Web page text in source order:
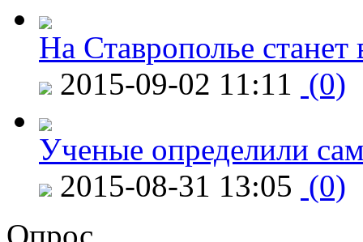
На Ставрополье
2015-09-02 11:11 (0)
Ученые определили
2015-08-31 13:05 (0)
Опрос